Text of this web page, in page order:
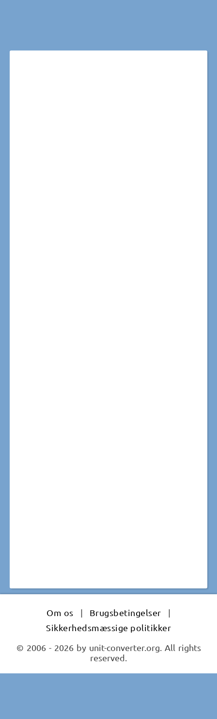
Om os | Brugsbetingelser
|
Sikkerhedsmæssige politikker
© 2006 - 2026 by unit-converter.org. All rights
reserved.